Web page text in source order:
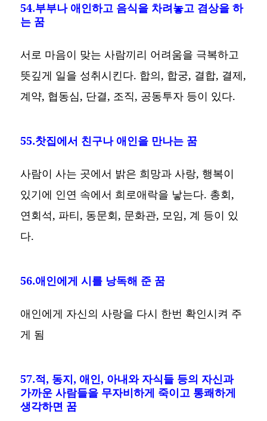
54.부부나 애인하고 음식을 차려놓고 겸상을 하
는 꿈
서로 마음이 맞는 사람끼리 어려움을 극복하고
뜻깊게 일을 성취시킨다. 합의, 합궁, 결합, 결제,
계약, 협동심, 단결, 조직, 공동투자 등이 있다.
55.찻집에서 친구나 애인을 만나는 꿈
사람이 사는 곳에서 밝은 희망과 사랑, 행복이
있기에 인연 속에서 희로애락을 낳는다. 총회,
연회석, 파티, 동문회, 문화관, 모임, 계 등이 있
다.
56.애인에게 시를 낭독해 준 꿈
애인에게 자신의 사랑을 다시 한번 확인시켜 주
게 됨
57.적, 동지, 애인, 아내와 자식들 등의 자신과
가까운 사람들을 무자비하게 죽이고 통쾌하게
생각하면 꿈